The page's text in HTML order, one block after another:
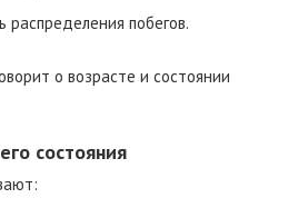
распределения побегов.
о возрасте и состоянии
состояния